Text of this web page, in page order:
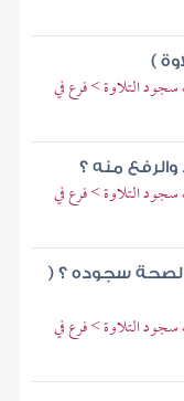
)
التلاوة > فرع في
منه ؟
التلاوة > فرع في
لصحة سجوده ؟ (
التلاوة > فرع في